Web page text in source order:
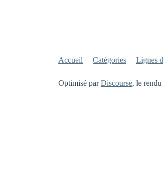
Accueil Catégories Lignes
Optimisé parDiscourse, le